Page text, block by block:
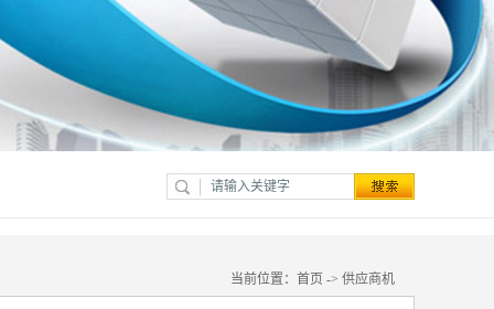
当前位置： 首页 -> 供应商机